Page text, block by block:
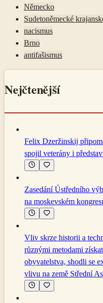
Německo
Sudetoněmecké
nacismus
Brno
antifašismus
Nejčtenější
Felix Dzeržinskij
spojil veterány i
Zasedání Ústředního
na moskevském
Vliv skrze historii a
různými metodami
obyvatelstva, shodli se
vlivu na země Střední